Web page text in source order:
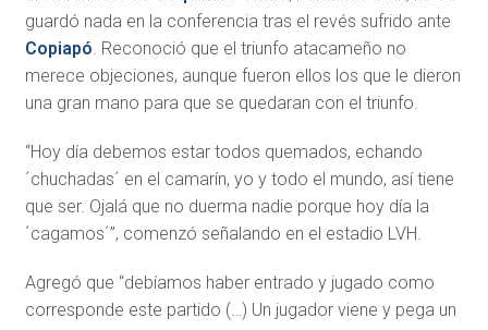
guardó nada en la conferencia tras el revés sufrido ante
Copiapó. Reconoció que el triunfo atacameño no
merece objeciones, aunque fueron ellos los que le dieron
una gran mano para que se quedaran con el triunfo.
“Hoy día debemos estar todos quemados, echando
´chuchadas´ en el camarín, yo y todo el mundo, así tiene
que ser. Ojalá que no duerma nadie porque hoy día la
´cagamos´”, comenzó señalando en el estadio LVH.
Agregó que “debíamos haber entrado y jugado como
corresponde este partido (…) Un jugador viene y pega un